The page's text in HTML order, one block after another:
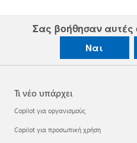
Σας βοήθησαν αυτές
Ναι
Τι νέο υπάρχει
Copilot για οργανισμούς
Copilot για προσωπική χρήση